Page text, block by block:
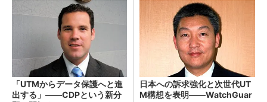
「UTMからデータ保護へと進
出する」――CDPという新分
日本への訴求強化と次世代UT
M構想を表明――WatchGuar